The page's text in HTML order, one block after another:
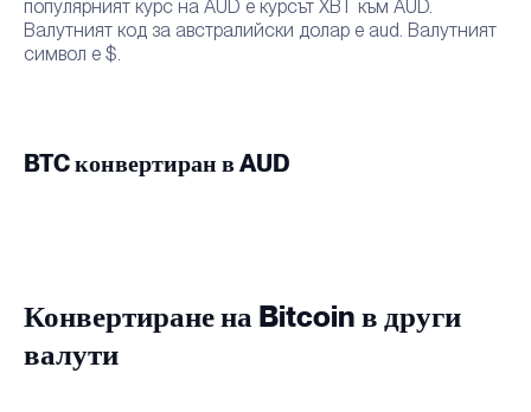
популярният курс на AUD е курсът XBT към AUD.
Валутният код за австралийски долар е aud. Валутният
символ е $.
BTC конвертиран в AUD
Конвертиране на Bitcoin в други
валути